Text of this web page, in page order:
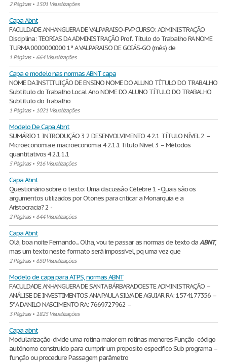
2 Páginas• 1501 Visualizações
Capa Abnt
FACULDADE ANHANGUERA DE VALPARAISO-FVP CURSO: ADMINISTRAÇÃO
Disciplina: TEORIAS DA ADMINISTRAÇÃO Prof. Título do Trabalho RA NOME
TURMA 0000000000 1ª A VALPARAISO DE GOIÁS-GO (mês) de
1 Páginas• 664 Visualizações
Capa e modelo nas normas ABNT capa
NOME DA INSTITUIÇÃO DE ENSINO NOME DO ALUNO TÍTULO DO TRABALHO
Subtítulo do Trabalho Local Ano NOME DO ALUNO TÍTULO DO TRABALHO
Subtítulo do Trabalho
1 Páginas• 1021 Visualizações
Modelo De Capa Abnt
SUMÁRIO 1 INTRODUÇÃO 3 2 DESENVOLVIMENTO 4 2.1 TÍTULO NÍVEL 2 –
Microeconomia e macroeconomia 4 2.1.1 Título Nível 3 – Métodos
quantitativos 4 2.1.1.1
5 Páginas• 916 Visualizações
Capa Abnt
Questionário sobre o texto: Uma discussão Célebre 1 - Quais são os
argumentos utilizados por Otones para criticar a Monarquia e a
Aristocracia? 2 -
2 Páginas• 644 Visualizações
Capa Abnt
Olá, boa noite Fernando... Olha, vou te passar as normas de texto daABNT,
mas um texto neste formato será impossível, pq uma vez que
2 Páginas• 650 Visualizações
Modelo de capa para ATPS, normas ABNT
FACULDADE ANHANGUERA DE SANTA BÁRBARA D’OESTE ADMINISTRAÇÃO –
ANÁLISE DE INVESTIMENTOS ANA PAULA SILVA DE AGUIAR RA: 1574177356 –
5ºA DANILO NASCIMENTO RA: 7669727962 –
3 Páginas• 1825 Visualizações
Capa abnt
Modularização- divide uma rotina maior em rotinas menores Função- código
autônomo construído para cumprir um proposito especifico Sub programa –
função ou procedure Passagem parâmetro